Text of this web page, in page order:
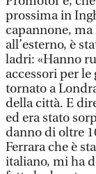
prossima in
capannone,
all’esterno, è
ladri: «Hanno
accessori per
tornato a
della città. E
ed era stato
danno di oltre
Ferrara che è
italiano, mi ha